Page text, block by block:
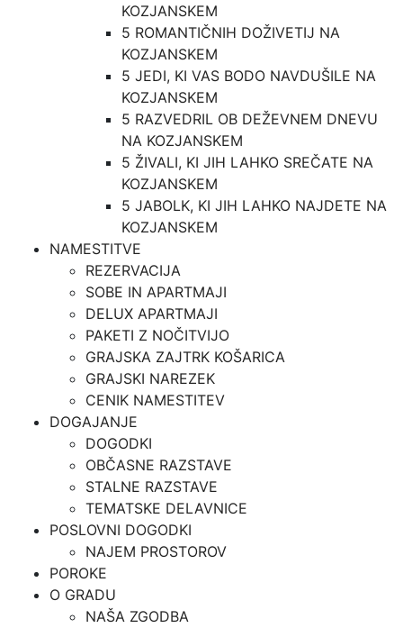
KOZJANSKEM
5 ROMANTIČNIH DOŽIVETIJ NA
KOZJANSKEM
5 JEDI, KI VAS BODO NAVDUŠILE NA
KOZJANSKEM
5 RAZVEDRIL OB DEŽEVNEM DNEVU
NA KOZJANSKEM
5 ŽIVALI, KI JIH LAHKO SREČATE NA
KOZJANSKEM
5 JABOLK, KI JIH LAHKO NAJDETE NA
KOZJANSKEM
NAMESTITVE
REZERVACIJA
SOBE IN APARTMAJI
DELUX APARTMAJI
PAKETI Z NOČITVIJO
GRAJSKA ZAJTRK KOŠARICA
GRAJSKI NAREZEK
CENIK NAMESTITEV
DOGAJANJE
DOGODKI
OBČASNE RAZSTAVE
STALNE RAZSTAVE
TEMATSKE DELAVNICE
POSLOVNI DOGODKI
NAJEM PROSTOROV
POROKE
O GRADU
NAŠA ZGODBA